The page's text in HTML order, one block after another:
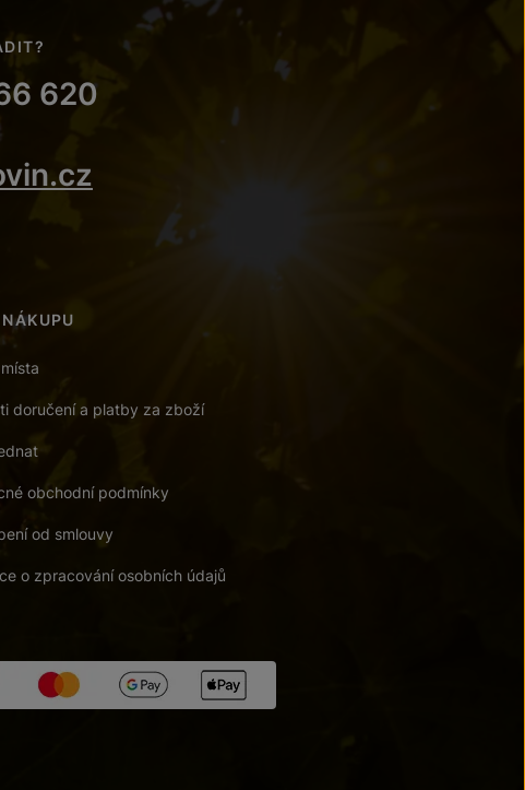
620
doručení a platby za zboží
obchodní podmínky
od smlouvy
o zpracování osobních údajů